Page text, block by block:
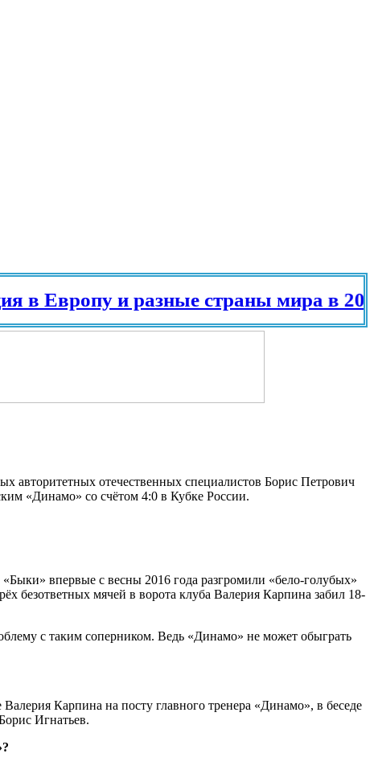
Европу и разные страны мира в 2025
авторитетных отечественных специалистов Борис Петрович
«Динамо» со счётом 4:0 в Кубке России.
впервые с весны 2016 года разгромили «бело-голубых»
безответных мячей в ворота клуба Валерия Карпина забил 18-
с таким соперником. Ведь «Динамо» не может обыграть
Карпина на посту главного тренера «Динамо», в беседе
Игнатьев.